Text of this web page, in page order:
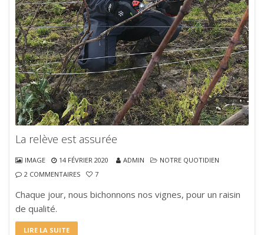
La relève est assurée
IMAGE 14 FÉVRIER 2020 ADMIN
NOTRE QUOTIDIEN
2 COMMENTAIRES
7
Chaque jour, nous bichonnons nos vignes, pour un raisin
de qualité.
LIRE LA SUITE